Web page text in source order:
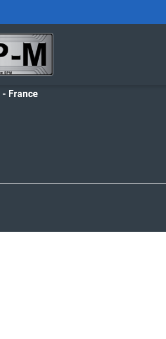
(0)4 74 42 27 02
groupe.com
de Parme - 01000 Bourg-en-
- France